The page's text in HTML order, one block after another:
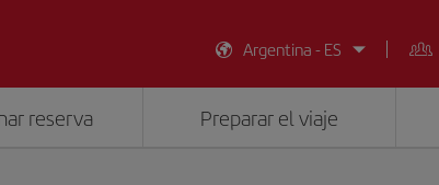
Argentina - ES
reserva Preparar el viaje